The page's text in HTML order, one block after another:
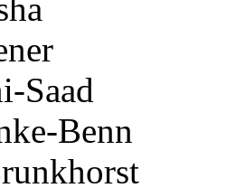
Saad
Benn